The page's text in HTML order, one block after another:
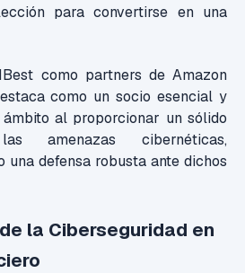
para convertirse en una
como partners de Amazon
como un socio esencial y
al proporcionar un sólido
amenazas cibernéticas,
una defensa robusta ante dichos
la Ciberseguridad en